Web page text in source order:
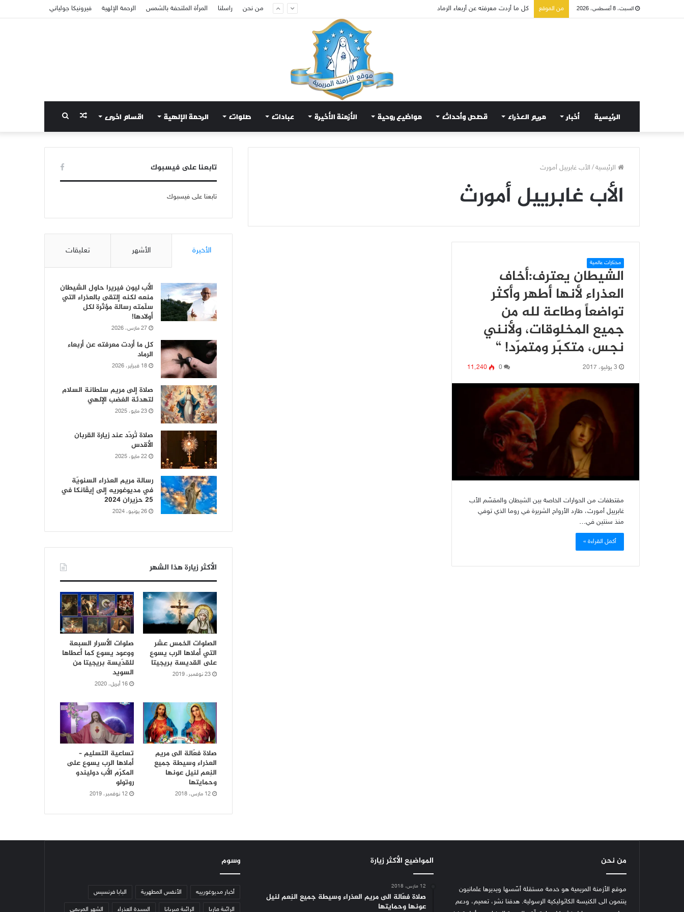
السبت، 8 أغسطس، 2026 من الموقع كل ما أردت معرفته عن أربعاء الرماد من نحن راسلنا المرأة الملتحفة بالشمس الرحمة الإلهية فيرونيكا جولياني
الرئيسية أخبار مريم العذراء قصص وأحداث مواضيع روحية الأزمنة الأخيرة عبادات صلوات الرحمة الإلهية اقسام اخرى بحث
عن
مقال
عشوائي
الرئيسية/ الأب غابرييل أمورث
الأب غابرييل أمورث
مختارات عالمية
الشيطان يعترف:أخاف
العذراء لأنها أطهر وأكثر
تواضعاً وطاعة لله من
جميع المخلوقات، ولأنني
نجس، متكبّر ومتمرّد! “
3 يوليو، 2017 0 11٬240
مقتطفات من الحوارات الخاصة بين الشيطان والمقسّم الأب
غابرييل أمورث، طارد الأرواح الشريرة في روما الذي توفي
منذ سنتين في…
أكمل القراءة »
تابعنا على فيسبوك
تابعنا على فيسبوك
الأخيرة الأشهر تعليقات
الأب ليون فيريرا حاول الشيطان
منعه لكنه إلتقى بالعذراء التي
سلّمته رسالة مؤثّرة لكل
أولادها!
27 مارس، 2026
كل ما أردت معرفته عن أربعاء
الرماد
18 فبراير، 2026
صلاة إلى مريم سلطانة السلام
لتهدئة الغضب الإلهي
23 مايو، 2025
صلاة تُردّد عند زيارة القربان
الأقدس
22 مايو، 2025
رسالة مريم العذراء السنويّة
في مديوغوريه إلى إيڤانكا في
25 حزيران 2024
26 يونيو، 2024
الأكثر زيارة هذا الشهر
الصلوات الخمس عشر
التي أملاها الرب يسوع
على القديسة بريجيتا
23 نوفمبر، 2019
صلوات الأسرار السبعة
ووعود يسوع كما أعطاها
للقدّيسة بريجيتا من
السويد
16 أبريل، 2020
صلاة فعّالة الى مريم
العذراء وسيطة جميع
النِعم لنيل عونها
وحمايتها
12 مارس، 2018
تساعية التسليم –
أملاها الرب يسوع على
المكرّم الأب دوليندو
روتولو
12 نوفمبر، 2019
من نحن
موقع الأزمنة المريمية هو خدمة مستقلة أسّسها ويديرها علمانيون
ينتمون الى الكنيسة الكاثوليكية الرسولية. هدفنا نشر، تعميم، ودعم
المواضيع الأكثر زيارة
12 مارس، 2018
صلاة فعّالة الى مريم العذراء وسيطة جميع النِعم لنيل
عونها وحمايتها
وسوم
أخبار مديوغورييه الأنفس المطهرية البابا فرنسيس
الرائية ماريا الرائية ميريانا السيدة العذراء الشهر المريمي